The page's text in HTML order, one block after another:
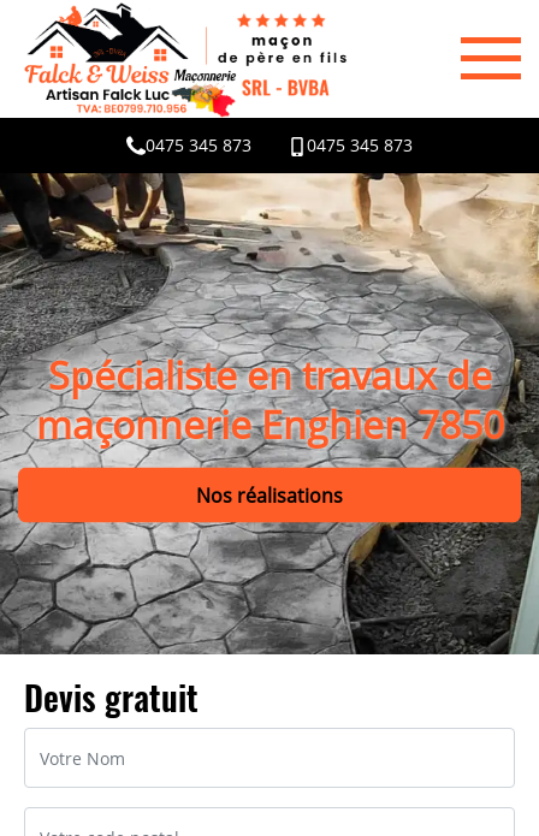
0475 345 873 0475 345 873
Spécialiste en travaux de
maçonnerie Enghien 7850
Nos réalisations
Devis gratuit